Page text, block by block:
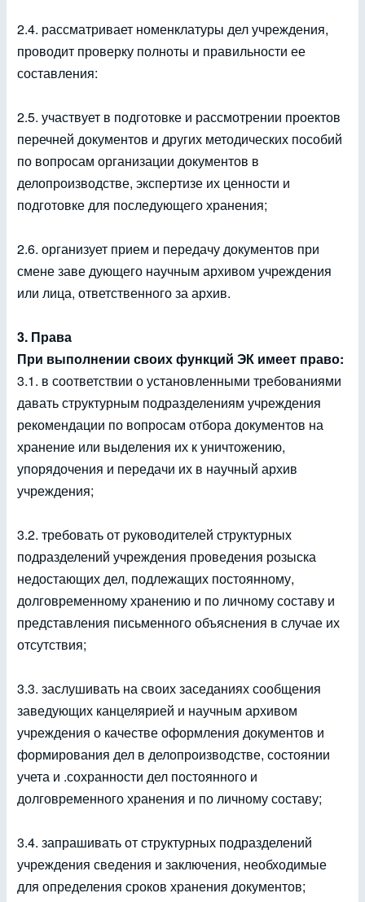
2.4. рассматривает номенклатуры дел учреждения,
проводит проверку полноты и правильности ее
составления:
2.5. участвует в подготовке и рассмотрении проектов
перечней документов и других методических пособий
по вопросам организации документов в
делопроизводстве, экспертизе их ценности и
подготовке для последующего хранения;
2.6. организует прием и передачу документов при
смене заве дующего научным архивом учреждения
или лица, ответственного за архив.
3. Права
При выполнении своих функций ЭК имеет право:
3.1. в соответствии о установленными требованиями
давать структурным подразделениям учреждения
рекомендации по вопросам отбора документов на
хранение или выделения их к уничтожению,
упорядочения и передачи их в научный архив
учреждения;
3.2. требовать от руководителей структурных
подразделений учреждения проведения розыска
недостающих дел, подлежащих постоянному,
долговременному хранению и по личному составу и
представления письменного объяснения в случае их
отсутствия;
3.3. заслушивать на своих заседаниях сообщения
заведующих канцелярией и научным архивом
учреждения о качестве оформления документов и
формирования дел в делопроизводстве, состоянии
учета и .сохранности дел постоянного и
долговременного хранения и по личному составу;
3.4. запрашивать от структурных подразделений
учреждения сведения и заключения, необходимые
для определения сроков хранения документов;